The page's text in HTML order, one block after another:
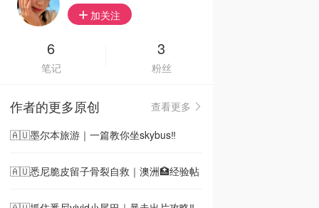
🇦🇺
🇳🇿新西兰
加关注
6
笔记
3
粉丝
作者的更多原创
查看更多
🇦🇺墨尔本旅游｜一篇教你坐skybus‼️
🇦🇺悉尼脆皮留子骨裂自救｜澳洲🏥经验帖